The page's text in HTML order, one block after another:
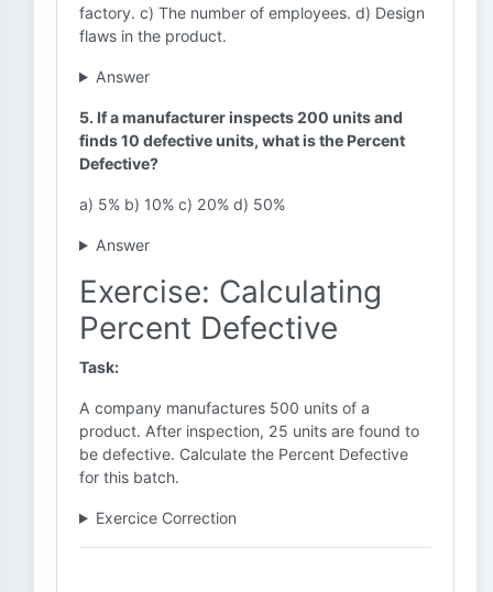
factory. c) The number of employees. d) Design
flaws in the product.
Answer
5. If a manufacturer inspects 200 units and
finds 10 defective units, what is the Percent
Defective?
a) 5% b) 10% c) 20% d) 50%
Answer
Exercise: Calculating
Percent Defective
Task:
A company manufactures 500 units of a
product. After inspection, 25 units are found to
be defective. Calculate the Percent Defective
for this batch.
Exercice Correction